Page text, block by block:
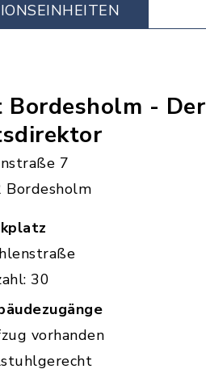
Bordesholm - Der
7
Bordesholm
30
vorhanden